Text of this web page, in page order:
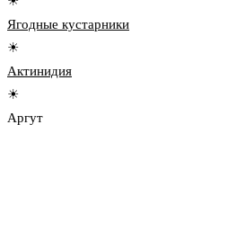
Ягодные кустарники
☀
Актинидия
☀
Аргут